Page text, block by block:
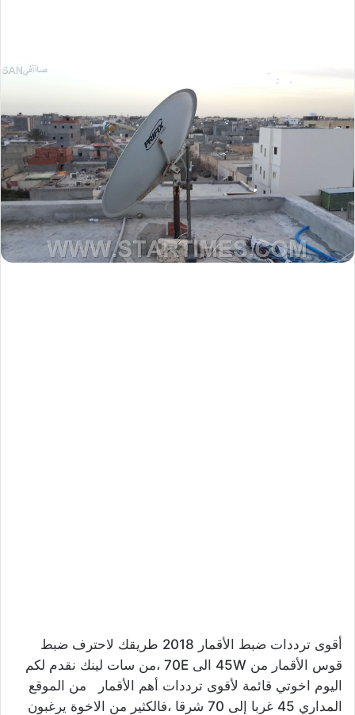
أقوى ترددات ضبط الأقمار 2018 طريقك لاحترف ضبط
قوس الأقمار من 45W الى 70E ،من سات لينك نقدم لكم
اليوم اخوتي قائمة لأقوى ترددات أهم الأقمار من الموقع
المداري 45 غربا إلى 70 شرقا ،فالكثير من الاخوة يرغبون